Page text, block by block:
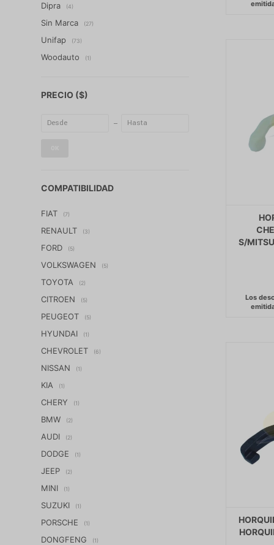
S/
Dipra (4)
Sin Marca (27)
Unifap (73)
Woodauto (1)
PRECIO ($)
COMPATIBILIDAD
FIAT (7)
RENAULT (3)
FORD (5)
VOLKSWAGEN (5)
TOYOTA (2)
CITROEN (5)
PEUGEOT (5)
HYUNDAI (1)
CHEVROLET (6)
NISSAN (1)
KIA (1)
CHERY (1)
BMW (2)
AUDI (2)
DODGE (1)
JEEP (2)
MINI (1)
SUZUKI (1)
PORSCHE (1)
DONGFENG (1)